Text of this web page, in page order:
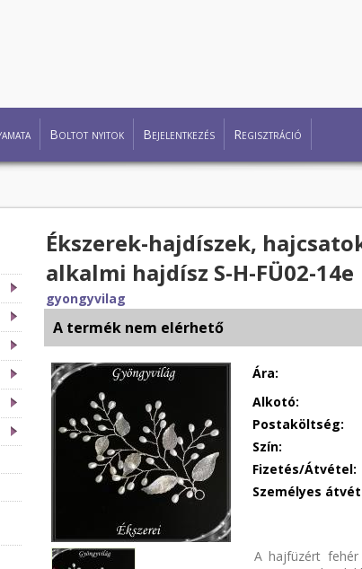
Boltot nyitok Bejelentkezés Regisztráció
Ékszerek-hajdíszek,
alkalmi hajdísz S-H-FÜ02-14e
gyongyvilag
A termék nem elérhető
Ára:
Alkotó:
Postaköltség:
Szín:
Fizetés/Átvétel:
Személyes
A hajfüzért fehér